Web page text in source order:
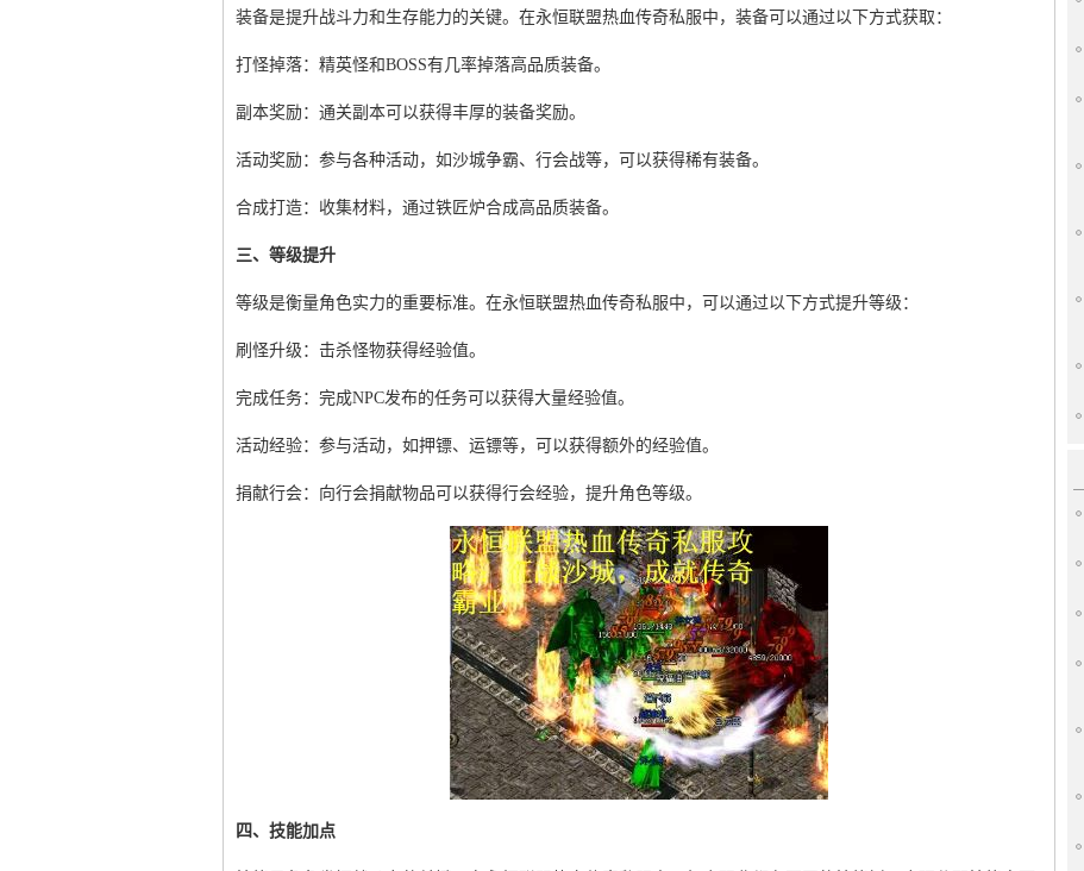
装备是提升战斗力和生存能力的关键。在永恒联盟热血传奇私服中，装备可以通过以下方式获取：
打怪掉落：精英怪和BOSS有几率掉落高品质装备。
副本奖励：通关副本可以获得丰厚的装备奖励。
活动奖励：参与各种活动，如沙城争霸、行会战等，可以获得稀有装备。
合成打造：收集材料，通过铁匠炉合成高品质装备。
三、等级提升
等级是衡量角色实力的重要标准。在永恒联盟热血传奇私服中，可以通过以下方式提升等级：
刷怪升级：击杀怪物获得经验值。
完成任务：完成NPC发布的任务可以获得大量经验值。
活动经验：参与活动，如押镖、运镖等，可以获得额外的经验值。
捐献行会：向行会捐献物品可以获得行会经验，提升角色等级。
四、技能加点